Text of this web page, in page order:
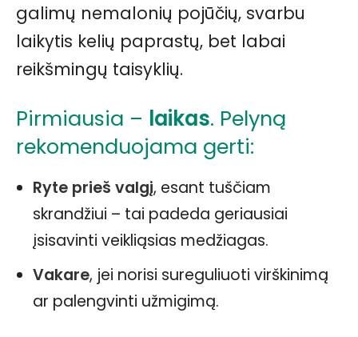
galimų nemalonių pojūčių, svarbu
laikytis kelių paprastų, bet labai
reikšmingų taisyklių.
Pirmiausia – laikas. Pelyną
rekomenduojama gerti:
Ryte prieš valgį, esant tuščiam
skrandžiui – tai padeda geriausiai
įsisavinti veikliąsias medžiagas.
Vakare, jei norisi sureguliuoti virškinimą
ar palengvinti užmigimą.